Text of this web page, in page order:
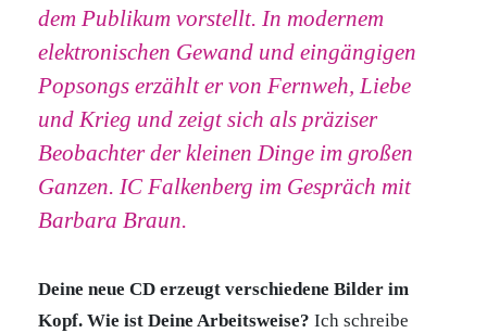
dem Publikum vorstellt. In modernem
elektronischen Gewand und eingängigen
Popsongs erzählt er von Fernweh, Liebe
und Krieg und zeigt sich als präziser
Beobachter der kleinen Dinge im großen
Ganzen. IC Falkenberg im Gespräch mit
Barbara Braun.
Deine neue CD erzeugt verschiedene Bilder im
Kopf. Wie ist Deine Arbeitsweise? Ich schreibe